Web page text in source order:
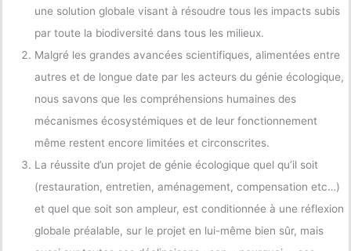
une solution globale visant à résoudre tous les impacts subis
par toute la biodiversité dans tous les milieux.
Malgré les grandes avancées scientifiques, alimentées entre
autres et de longue date par les acteurs du génie écologique,
nous savons que les compréhensions humaines des
mécanismes écosystémiques et de leur fonctionnement
même restent encore limitées et circonscrites.
La réussite d’un projet de génie écologique quel qu’il soit
(restauration, entretien, aménagement, compensation etc…)
et quel que soit son ampleur, est conditionnée à une réflexion
globale préalable, sur le projet en lui-même bien sûr, mais